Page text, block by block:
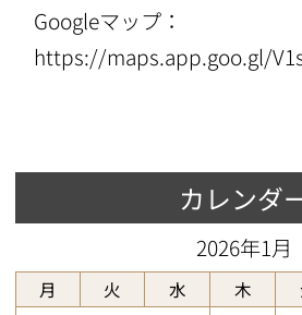
Googleマップ：
https://maps.app.goo.gl/
カレンダ
2026年1月
月 火 水 木